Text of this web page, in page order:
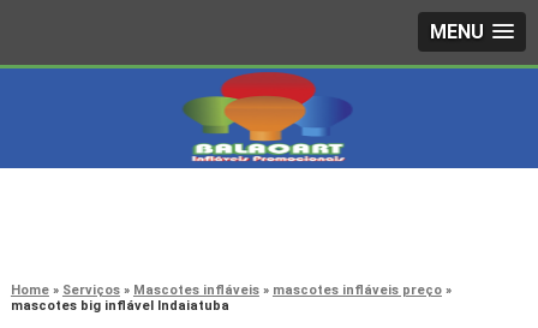
MENU
Home Serviços Mascotes infláveis
mascotes infláveis preço
mascotes big inflável Indaiatuba